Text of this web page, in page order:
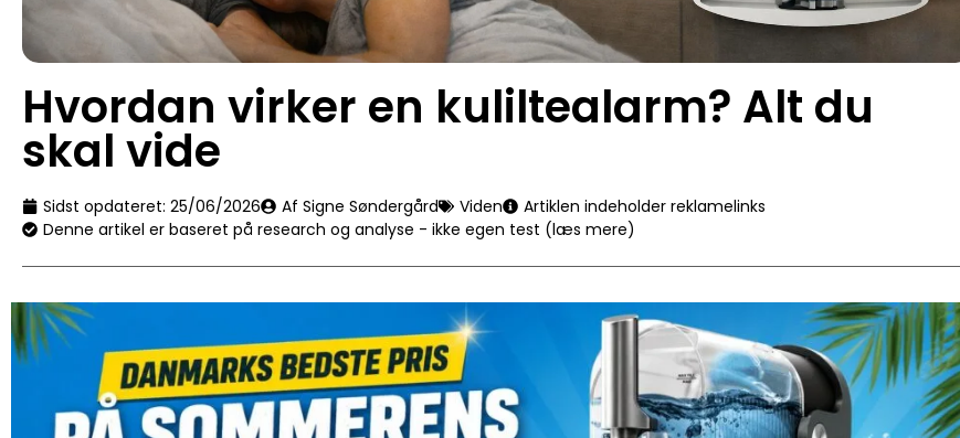
Hvordan virker en kuliltealarm? Alt du
skal vide
Sidst opdateret: 25/06/2026 Af Signe Søndergård Viden
Artiklen indeholder reklamelinks
Denne artikel er baseret på research og analyse - ikke egen test (læs mere)